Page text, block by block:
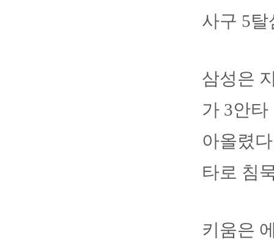
사구 5
삼성은
가 3안
아올렸
타로 침
키움은